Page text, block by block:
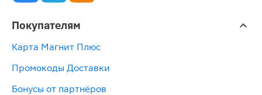
Покупателям
Карта Магнит Плюс
Промокоды Доставки
Бонусы от партнёров